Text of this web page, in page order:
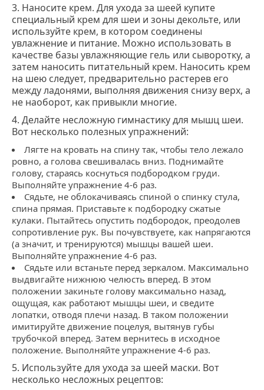
3. Наносите крем. Для ухода за шеей купите
специальный крем для шеи и зоны декольте, или
используйте крем, в котором соединены
увлажнение и питание. Можно использовать в
качестве базы увлажняющие гель или сыворотку, а
затем наносить питательный крем. Наносить крем
на шею следует, предварительно растерев его
между ладонями, выполняя движения снизу верх, а
не наоборот, как привыкли многие.
4. Делайте несложную гимнастику для мышц шеи.
Вот несколько полезных упражнений:
Лягте на кровать на спину так, чтобы тело лежало
ровно, а голова свешивалась вниз. Поднимайте
голову, стараясь коснуться подбородком груди.
Выполняйте упражнение 4-6 раз.
Сядьте, не облокачиваясь спиной о спинку стула,
спина прямая. Приставьте к подбородку сжатые
кулаки. Пытайтесь опустить подбородок, преодолев
сопротивление рук. Вы почувствуете, как напрягаются
(а значит, и тренируются) мышцы вашей шеи.
Выполняйте упражнение 4-6 раз.
Сядьте или встаньте перед зеркалом. Максимально
выдвигайте нижнюю челюсть вперед. В этом
положении закиньте голову максимально назад,
ощущая, как работают мышцы шеи, и сведите
лопатки, отводя плечи назад. В таком положении
имитируйте движение поцелуя, вытянув губы
трубочкой вперед. Затем вернитесь в исходное
положение. Выполняйте упражнение 4-6 раз.
5. Используйте для ухода за шеей маски. Вот
несколько несложных рецептов: